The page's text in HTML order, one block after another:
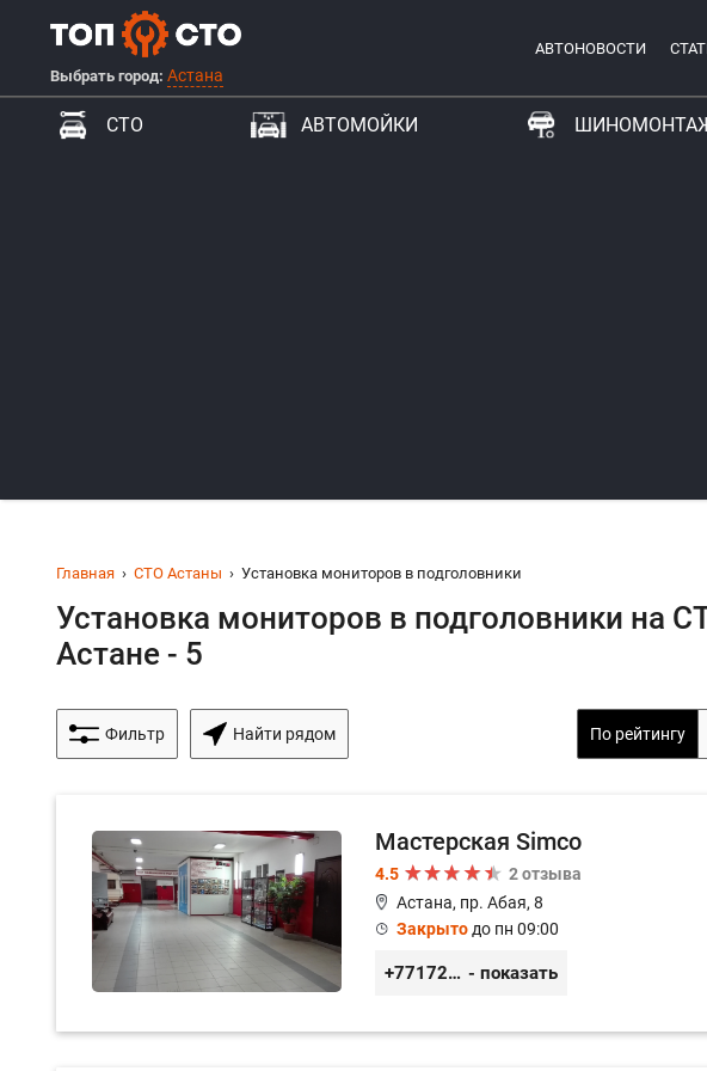
Выбрать город: Астана
АВТОНОВОСТИ
СТО АВТОМОЙКИ
Главная СТО Астаны Установка мониторов в подголовники
Установка мониторов в подголовники на
Астане - 5
Фильтр Найти рядом По рейтингу
Мастерская Simco
4.5
2 отзыва
Астана, пр. Абая, 8
Закрытодо пн 09:00
+77172481239 - показать